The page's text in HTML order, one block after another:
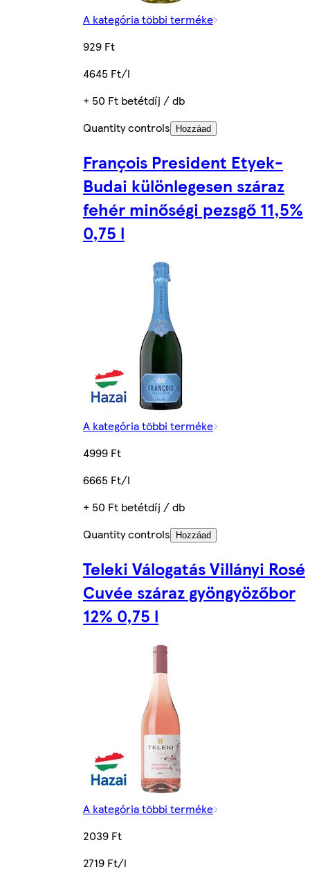
A kategória többi terméke
929 Ft
4645 Ft/l
+ 50 Ft betétdíj / db
Quantity controls
Hozzáad
François President Etyek-
Budai különlegesen száraz
fehér minőségi pezsgő 11,5%
0,75 l
A kategória többi terméke
4999 Ft
6665 Ft/l
+ 50 Ft betétdíj / db
Quantity controls
Hozzáad
Teleki Válogatás Villányi Rosé
Cuvée száraz gyöngyözőbor
12% 0,75 l
A kategória többi terméke
2039 Ft
2719 Ft/l